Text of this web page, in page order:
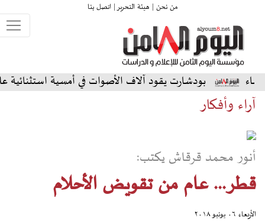
من نحن | هيئة التحرير |اتصل بنا
يقود آلاف الأصوات في أمسية استثنائية على المسرح
آراء وأفكار
أنور محمد قرقاش يكتب:
قطر... عام من تقويض الأحلام
الأربعاء ٠٦ يونيو ٢٠١٨